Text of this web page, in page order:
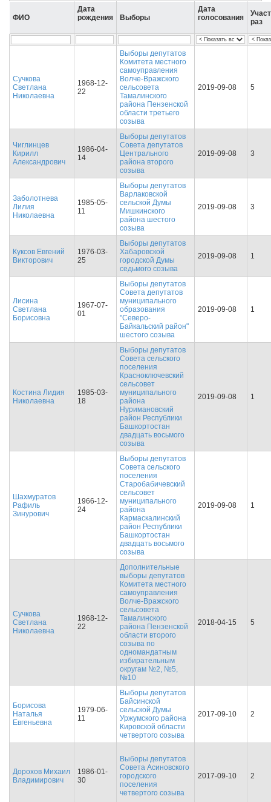
ФИО
Дата
рождения
Выборы
Дата
голосования
раз
Сучкова
Светлана
Николаевна
1968-12-
22
Выборы депутатов
Комитета местного
самоуправления
Волче-Вражского
сельсовета
Тамалинского
района Пензенской
области третьего
созыва
2019-09-08 5
Чиглинцев
Кирилл
Александрович
1986-04-
14
Выборы депутатов
Совета депутатов
Центрального
района второго
созыва
2019-09-08 3
Заболотнева
Лилия
Николаевна
1985-05-
11
Выборы депутатов
Варлаковской
сельской Думы
Мишкинского
района шестого
созыва
2019-09-08 3
Куксов Евгений
Викторович
1976-03-
25
Выборы депутатов
Хабаровской
городской Думы
седьмого созыва
2019-09-08 1
Лисина
Светлана
Борисовна
1967-07-
01
Выборы депутатов
Совета депутатов
муниципального
образования
"Северо-
Байкальский район"
шестого созыва
2019-09-08 1
Костина Лидия
Николаевна
1985-03-
18
Выборы депутатов
Совета сельского
поселения
Красноключевский
сельсовет
муниципального
района
Нуримановский
район Республики
Башкортостан
двадцать восьмого
созыва
2019-09-08 1
Шахмуратов
Рафиль
Зинурович
1966-12-
24
Выборы депутатов
Совета сельского
поселения
Старобабичевский
сельсовет
муниципального
района
Кармаскалинский
район Республики
Башкортостан
двадцать восьмого
созыва
2019-09-08 1
Сучкова
Светлана
Николаевна
1968-12-
22
Дополнительные
выборы депутатов
Комитета местного
самоуправления
Волче-Вражского
сельсовета
Тамалинского
района Пензенской
области второго
созыва по
одномандатным
избирательным
округам №2, №5,
№10
2018-04-15 5
Борисова
Наталья
Евгеньевна
1979-06-
11
Выборы депутатов
Байсинской
сельской Думы
Уржумского района
Кировской области
четвертого созыва
2017-09-10 2
Дорохов Михаил
Владимирович
1986-01-
30
Выборы депутатов
Совета Асиновского
городского
поселения
четвертого созыва
2017-09-10 2